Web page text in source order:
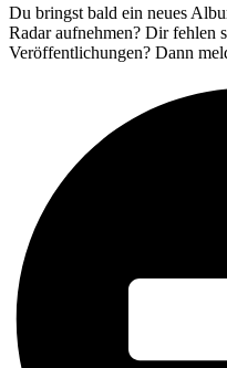
Du bringst bald ein neues
Radar aufnehmen? Dir fehlen
Veröffentlichungen? Dann